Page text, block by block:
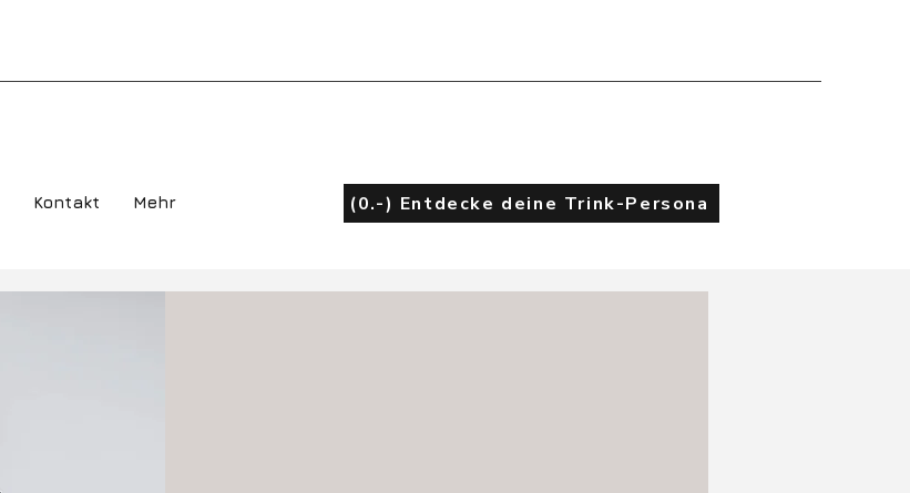
Kontakt Mehr (0.-) Entdecke deine Trink-Persona